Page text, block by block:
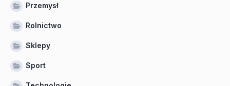
Przemysł
Rolnictwo
Sklepy
Sport